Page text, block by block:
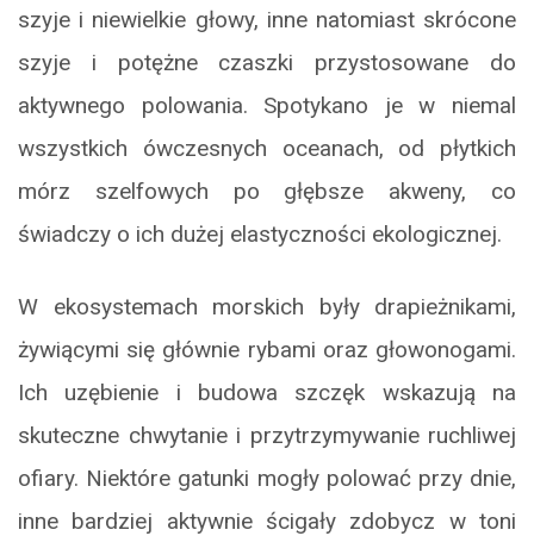
szyje i niewielkie głowy, inne natomiast skrócone
szyje i potężne czaszki przystosowane do
aktywnego polowania. Spotykano je w niemal
wszystkich ówczesnych oceanach, od płytkich
mórz szelfowych po głębsze akweny, co
świadczy o ich dużej elastyczności ekologicznej.
W ekosystemach morskich były drapieżnikami,
żywiącymi się głównie rybami oraz głowonogami.
Ich uzębienie i budowa szczęk wskazują na
skuteczne chwytanie i przytrzymywanie ruchliwej
ofiary. Niektóre gatunki mogły polować przy dnie,
inne bardziej aktywnie ścigały zdobycz w toni